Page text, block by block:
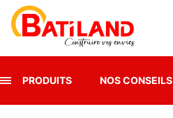
PRODUITS NOS CONSEILS
Panneau de gestion des cookies